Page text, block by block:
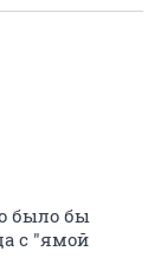
было бы
с "ямой